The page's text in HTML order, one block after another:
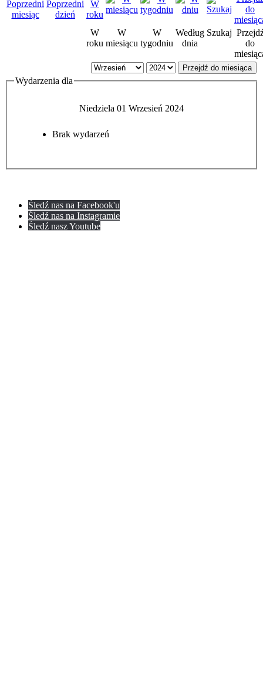
W
roku
W
miesiącu
W
tygodniu
Według
dnia
Szukaj
do
Przejdź do miesiąca
Wydarzenia dla
Niedziela 01 Wrzesień 2024
Brak wydarzeń
Śledź nas na Facebook'u
Śledź nas na Instagramie
Śledź nasz Youtube